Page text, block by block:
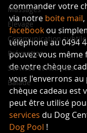
Massages
Elevage
Communication subtile
Prévention
Services et Activités
Balade
commander votre
via notre boite mail
facebook ou
téléphone au 0494
pouvez vous
de votre chèque
vous l'enverrons au
chèque cadeau est
peut être utilisé
services du Dog
Dog Pool !